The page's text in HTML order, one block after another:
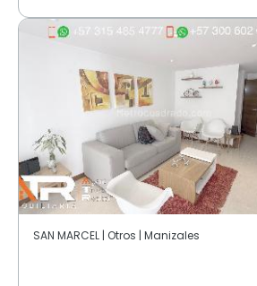
SAN MARCEL | Otros | Manizales